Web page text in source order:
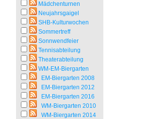
Mädchenturnen
Neujahrsgaigel
SHB-Kulturwochen
Sommertreff
Sonnwendfeier
Tennisabteilung
Theaterabteilung
WM-EM-Biergarten
EM-Biergarten 2008
EM-Biergarten 2012
EM-Biergarten 2016
WM-Biergarten 2010
WM-Biergarten 2014